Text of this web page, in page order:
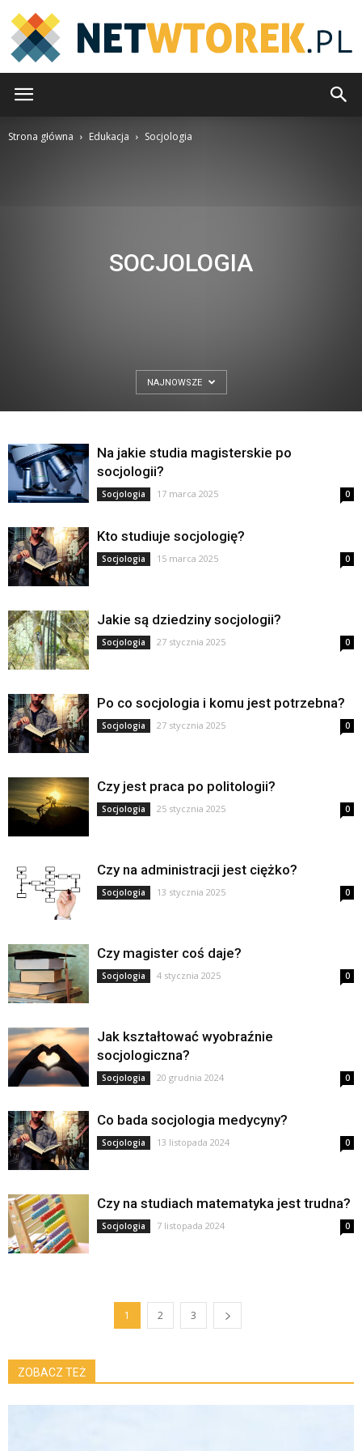
Strona główna Edukacja Socjologia
SOCJOLOGIA
NAJNOWSZE
Na jakie studia magisterskie po
socjologii?
Socjologia 17 marca 2025 0
Kto studiuje socjologię?
Socjologia 15 marca 2025 0
Jakie są dziedziny socjologii?
Socjologia 27 stycznia 2025 0
Po co socjologia i komu jest potrzebna?
Socjologia 27 stycznia 2025 0
Czy jest praca po politologii?
Socjologia 25 stycznia 2025 0
Czy na administracji jest ciężko?
Socjologia 13 stycznia 2025 0
Czy magister coś daje?
Socjologia 4 stycznia 2025 0
Jak kształtować wyobraźnie
socjologiczna?
Socjologia 20 grudnia 2024 0
Co bada socjologia medycyny?
Socjologia 13 listopada 2024 0
Czy na studiach matematyka jest trudna?
Socjologia 7 listopada 2024 0
1 2 3
ZOBACZ TEŻ